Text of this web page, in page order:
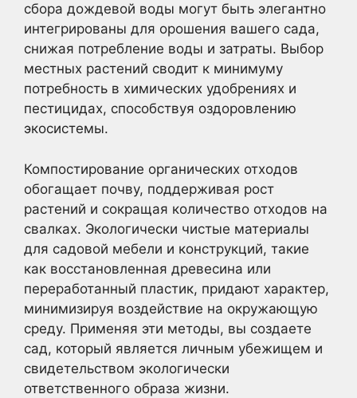
сбора дождевой воды могут быть элегантно
интегрированы для орошения вашего сада,
снижая потребление воды и затраты. Выбор
местных растений сводит к минимуму
потребность в химических удобрениях и
пестицидах, способствуя оздоровлению
экосистемы.
Компостирование органических отходов
обогащает почву, поддерживая рост
растений и сокращая количество отходов на
свалках. Экологически чистые материалы
для садовой мебели и конструкций, такие
как восстановленная древесина или
переработанный пластик, придают характер,
минимизируя воздействие на окружающую
среду. Применяя эти методы, вы создаете
сад, который является личным убежищем и
свидетельством экологически
ответственного образа жизни.